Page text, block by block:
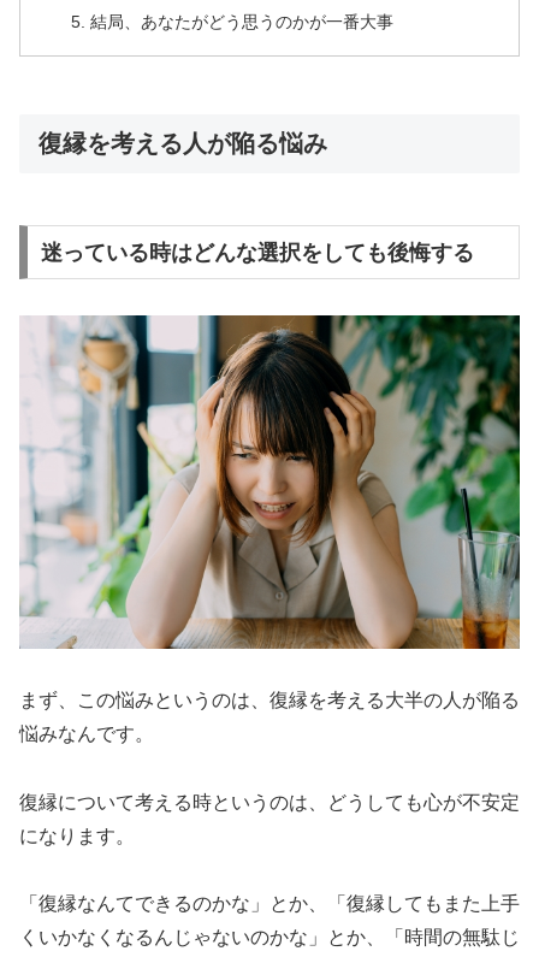
結局、あなたがどう思うのかが一番大事
復縁を考える人が陥る悩み
迷っている時はどんな選択をしても後悔する
まず、この悩みというのは、復縁を考える大半の人が陥る
悩みなんです。
復縁について考える時というのは、どうしても心が不安定
になります。
「復縁なんてできるのかな」とか、「復縁してもまた上手
くいかなくなるんじゃないのかな」とか、「時間の無駄じ